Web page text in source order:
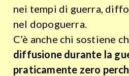
nei tempi di guerra,
nel dopoguerra.
C’è anche chi sostiene
diffusione durante la
praticamente zero